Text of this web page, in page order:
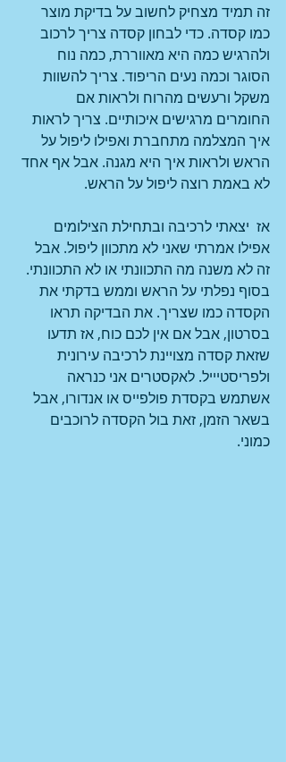
זה תמיד מצחיק לחשוב על בדיקת מוצר
כמו קסדה. כדי לבחון קסדה צריך לרכוב
ולהרגיש כמה היא מאווררת, כמה נוח
הסוגר וכמה נעים הריפוד. צריך להשוות
משקל ורעשים מהרוח ולראות אם
החומרים מרגישים איכותיים. צריך לראות
איך המצלמה מתחברת ואפילו ליפול על
הראש ולראות איך היא מגנה. אבל אף אחד
לא באמת רוצה ליפול על הראש.
אז  יצאתי לרכיבה ובתחילת הצילומים
אפילו אמרתי שאני לא מתכוון ליפול. אבל
זה לא משנה מה התכוונתי או לא התכוונתי.
בסוף נפלתי על הראש וממש בדקתי את
הקסדה כמו שצריך. את הבדיקה תראו
בסרטון, אבל אם אין לכם כוח, אז תדעו
שזאת קסדה מצויינת לרכיבה עירונית
ולפריסטיייל. לאקסטרים אני כנראה
אשתמש בקסדת פולפייס או אנדורו, אבל
בשאר הזמן, זאת בול הקסדה לרוכבים
כמוני.